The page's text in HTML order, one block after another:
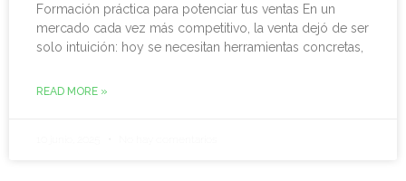
Formación práctica para potenciar tus ventas En un
mercado cada vez más competitivo, la venta dejó de ser
solo intuición: hoy se necesitan herramientas concretas,
READ MORE »